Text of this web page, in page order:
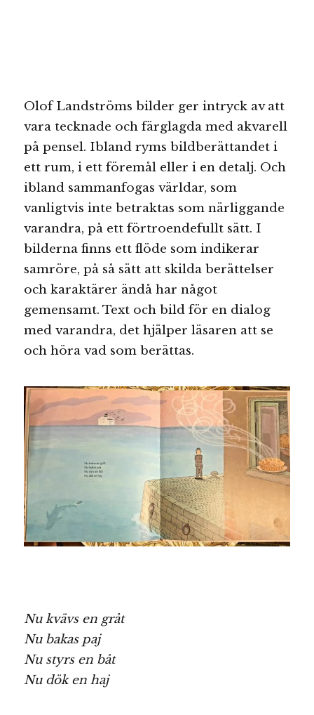
Olof Landströms bilder ger intryck av att
vara tecknade och färglagda med akvarell
på pensel. Ibland ryms bildberättandet i
ett rum, i ett föremål eller i en detalj. Och
ibland sammanfogas världar, som
vanligtvis inte betraktas som närliggande
varandra, på ett förtroendefullt sätt. I
bilderna finns ett flöde som indikerar
samröre, på så sätt att skilda berättelser
och karaktärer ändå har något
gemensamt. Text och bild för en dialog
med varandra, det hjälper läsaren att se
och höra vad som berättas.
Nu kvävs en gråt
Nu bakas paj
Nu styrs en båt
Nu dök en haj